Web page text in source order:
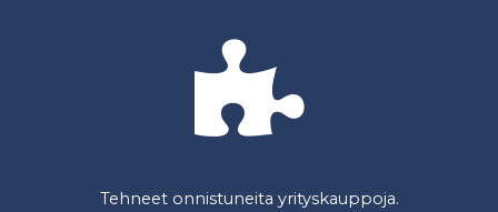
Tehneet onnistuneita yrityskauppoja.